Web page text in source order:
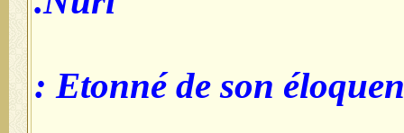
Etonné de son